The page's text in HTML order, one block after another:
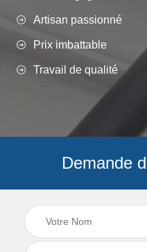
Artisan passionné
Prix imbattable
Travail de qualité
Demande